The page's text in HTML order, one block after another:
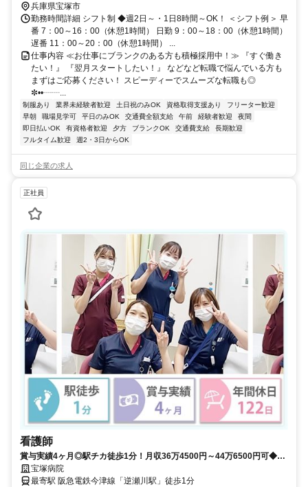
兵庫県宝塚市
勤務時間詳細 シフト制 ◆週2日～・1日8時間～OK！ ＜シフト例＞ 早
番 7：00～16：00（休憩1時間） 日勤 9：00～18：00（休憩1時間）
遅番 11：00～20：00（休憩1時間） ...
仕事内容 ≪お仕事にブランクのある方も積極採用中！≫ 『すぐ働き
たい！』 『翌月スタートしたい！』 などなど転職で悩んでいる方も
まずはご応募ください！ スピーディーでスムーズな転職も◎
✼••┈┈...
制服あり 業界未経験者歓迎 土日祝のみOK 資格取得支援あり
フリーター歓迎
早朝
職場見学可 平日のみOK 交通費全額支給 午前 経験者歓迎
夜間
即日払いOK
有資格者歓迎 夕方 ブランクOK 交通費支給
長期歓迎
フルタイム歓迎
週2・3日からOK
同じ企業の求人
正社員
看護師
賞与実績4ヶ月◎駅チカ徒歩1分！月収36万4500円～44万6500円可◆年
間休日121日以上☆夜勤手当2万1000円/回！有給消化率97.4％☆入寮
OK【宝塚市・逆瀬川駅・病院・看護師・正職員】
宝塚病院
最寄駅 阪急電鉄今津線「逆瀬川駅」徒歩1分